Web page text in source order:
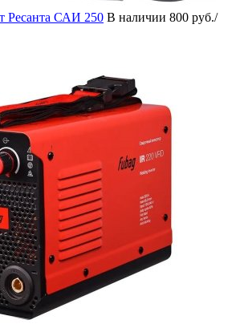
Ресанта САИ 250 В наличии 800 руб./